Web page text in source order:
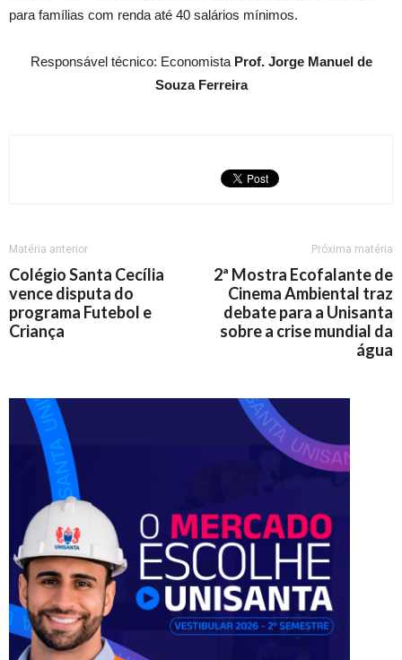
para famílias com renda até 40 salários mínimos.
Responsável técnico: Economista Prof. Jorge Manuel de
Souza Ferreira
Matéria anterior
Colégio Santa Cecília
vence disputa do
programa Futebol e
Criança
Próxima matéria
2ª Mostra Ecofalante de
Cinema Ambiental traz
debate para a Unisanta
sobre a crise mundial da
água